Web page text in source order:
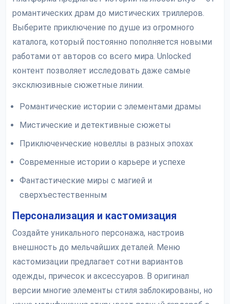
романтических драм до мистических триллеров.
Выберите приключение по душе из огромного
каталога, который постоянно пополняется новыми
работами от авторов со всего мира. Unlocked
контент позволяет исследовать даже самые
эксклюзивные сюжетные линии.
Романтические истории с элементами драмы
Мистические и детективные сюжеты
Приключенческие новеллы в разных эпохах
Современные истории о карьере и успехе
Фантастические миры с магией и
сверхъестественным
Персонализация и кастомизация
Создайте уникального персонажа, настроив
внешность до мельчайших деталей. Меню
кастомизации предлагает сотни вариантов
одежды, причесок и аксессуаров. В оригинал
версии многие элементы стиля заблокированы, но